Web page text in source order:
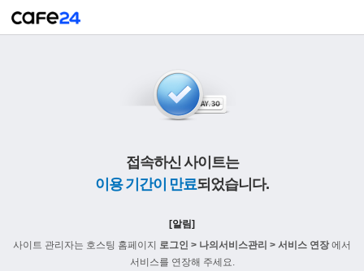
접속하신 사이트는
이용 기간이 만료되었습니다.
[알림]
사이트 관리자는 호스팅 홈페이지 로그인 > 나의서비스관리 > 서비스 연장에서
서비스를 연장해 주세요.